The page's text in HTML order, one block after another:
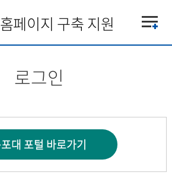
홈페이지 구축 지원
로그인